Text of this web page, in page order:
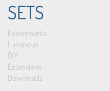
SETS
Experiments
Luminous
DIY
Extensions
Downloads